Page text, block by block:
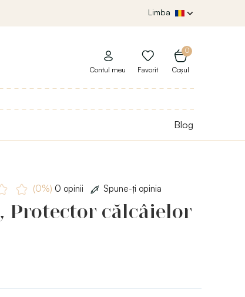
Limba
0
Coșul
Contul meu Favorit
Blog
(0%) 0 opinii Spune-ţi opinia
Protector călcâielor